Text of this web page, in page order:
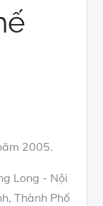
2005.
Long - Nội
Thành Phố